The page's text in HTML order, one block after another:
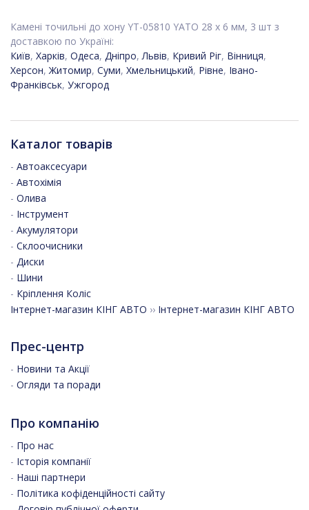
Камені точильні до хону YT-05810 YATO 28 х 6 мм, 3 шт з
доставкою по Україні:
Київ, Харків, Одеса, Дніпро,Львів, Кривий Ріг, Вінниця,
Херсон,Житомир, Суми, Хмельницький, Рівне, Івано-
Франківськ, Ужгород
Каталог товарів
- Автоаксесуари
- Автохімія
- Олива
- Інструмент
- Акумулятори
- Склоочисники
- Диски
- Шини
- Кріплення Коліс
Інтернет-магазин КІНГ АВТО ›› Інтернет-магазин КІНГ АВТО
Прес-центр
- Новини та Акції
- Огляди та поради
Про компанію
- Про нас
- Історія компанії
- Наші партнери
- Політика кофіденційності сайту